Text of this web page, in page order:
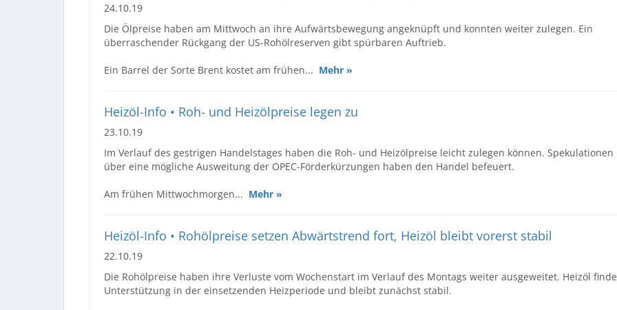
24.10.19
Die Ölpreise haben am Mittwoch an ihre Aufwärtsbewegung angeknüpft und konnten weiter zulegen. Ein
überraschender Rückgang der US-Rohölreserven gibt spürbaren Auftrieb.
Ein Barrel der Sorte Brent kostet am frühen... Mehr »
Heizöl-Info • Roh- und Heizölpreise legen zu
23.10.19
Im Verlauf des gestrigen Handelstages haben die Roh- und Heizölpreise leicht zulegen können. Spekulationen
über eine mögliche Ausweitung der OPEC-Förderkürzungen haben den Handel befeuert.
Am frühen Mittwochmorgen... Mehr »
Heizöl-Info • Rohölpreise setzen Abwärtstrend fort, Heizöl bleibt vorerst stabil
22.10.19
Die Rohölpreise haben ihre Verluste vom Wochenstart im Verlauf des Montags weiter ausgeweitet. Heizöl
Unterstützung in der einsetzenden Heizperiode und bleibt zunächst stabil.